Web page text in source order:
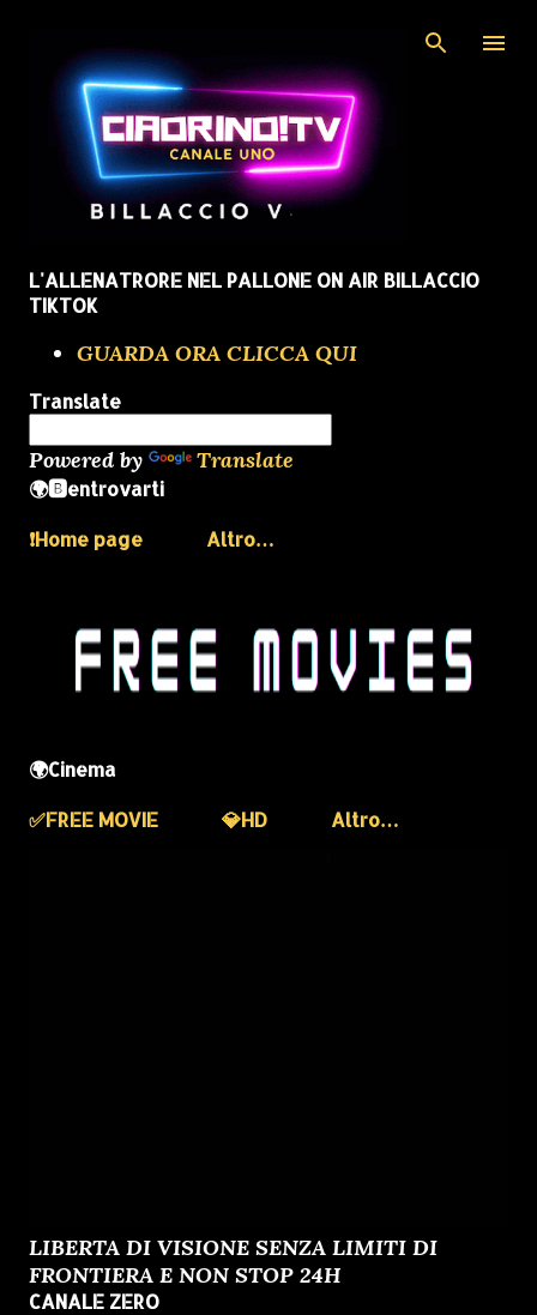
L'ALLENATRORE NEL PALLONE ON AIR BILLACCIO
TIKTOK
GUARDA ORA CLICCA QUI
Translate
Powered by Translate
🌍🅱️entrovarti
❗️Home page
Altro…
🌍Cinema
✅️FREE MOVIE
💎HD Altro…
LIBERTA DI VISIONE SENZA LIMITI DI
FRONTIERA E NON STOP 24H
CANALE ZERO